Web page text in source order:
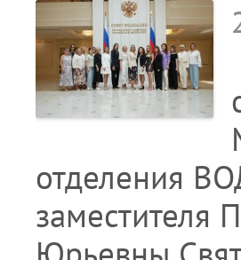
отделения
заместителя